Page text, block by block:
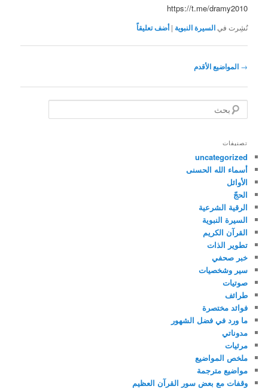
https://t.me/dramy2010
نُشِرت في السيرة النبوية |أضف تعليقاً
تصفّح
→ المواضيع الأقدم
ح
تصنيفات
uncategorized
أسماء الله الحسنى
الأوائل
الحجّ
الرقية الشرعية
السيرة النبوية
القرآن الكريم
تطوير الذات
خبر صحفي
سير وشخصيات
صوتيات
طرائف
فوائد مختصرة
ما ورد في فضل الشهور
مدوناتي
مرئيات
ملخص المواضيع
مواضيع مترجمة
وقفات مع بعض سور القرآن العظيم